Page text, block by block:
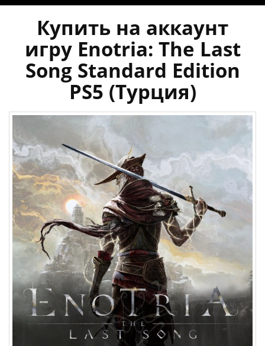
Купить на аккаунт
игру Enotria: The Last
Song Standard Edition
PS5 (Турция)